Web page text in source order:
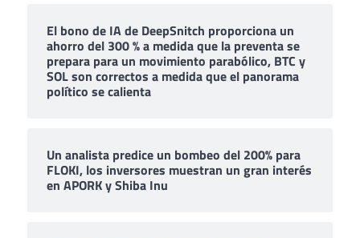
El bono de IA de DeepSnitch proporciona un
ahorro del 300 % a medida que la preventa se
prepara para un movimiento parabólico, BTC y
SOL son correctos a medida que el panorama
político se calienta
Un analista predice un bombeo del 200% para
FLOKI, los inversores muestran un gran interés
en APORK y Shiba Inu